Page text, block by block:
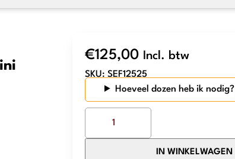
€125,00 Incl. btw
SKU: SEF12525
Hoeveel dozen heb ik nodig?
IN WINKELWAGEN